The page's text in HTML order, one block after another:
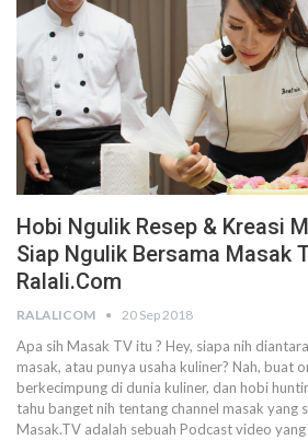
Hobi Ngulik Resep & Kreasi
Siap Ngulik Bersama Masak
Ralali.com
RALALICOM 20 Sep 2018
Apa sih Masak TV itu ? Hey, siapa nih
masak, atau punya usaha kuliner? Nah, buat
berkecimpung di dunia kuliner, dan hobi
tahu banget nih tentang channel masak yang
Masak.TV adalah sebuah Podcast video